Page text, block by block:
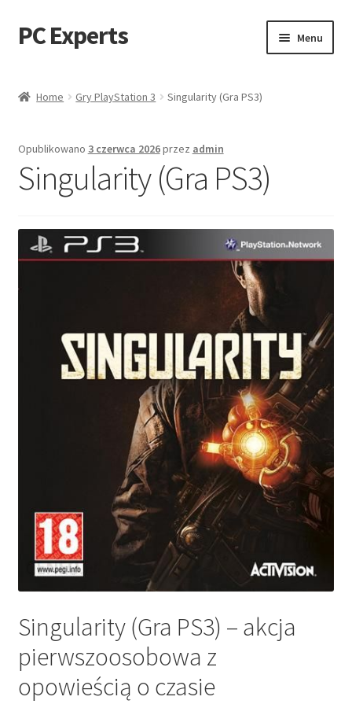
Przejdź
do
Przejdź
do
PC Experts Menu
Home Gry PlayStation 3 Singularity (Gra PS3)
Opublikowano 3 czerwca 2026przez admin
Singularity (Gra PS3)
Singularity (Gra PS3) – akcja
pierwszoosobowa z
opowieścią o czasie